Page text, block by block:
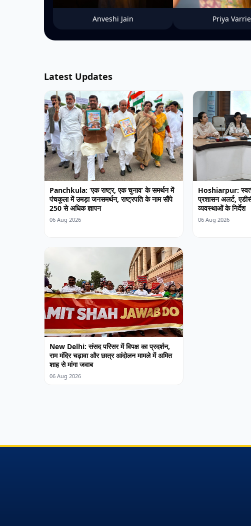
Anveshi Jain Priya
Latest Updates
Panchkula: ‘एक राष्ट्र, एक चुनाव’ के समर्थन में
पंचकूला में उमड़ा जनसमर्थन, राष्ट्रपति के नाम सौंपे
250 से अधिक ज्ञापन
06 Aug 2026
Hoshiarpur:
प्रशासन अलर्ट,
व्यवस्थाओं के निर्देश
06 Aug 2026
New Delhi: संसद परिसर में विपक्ष का प्रदर्शन,
राम मंदिर चढ़ावा और छात्र आंदोलन मामले में अमित
शाह से मांगा जवाब
06 Aug 2026